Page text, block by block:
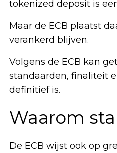
tokenized deposit is
Maar de ECB plaatst
verankerd blijven.
Volgens de ECB kan
standaarden, finaliteit
definitief is.
Waarom
De ECB wijst ook op